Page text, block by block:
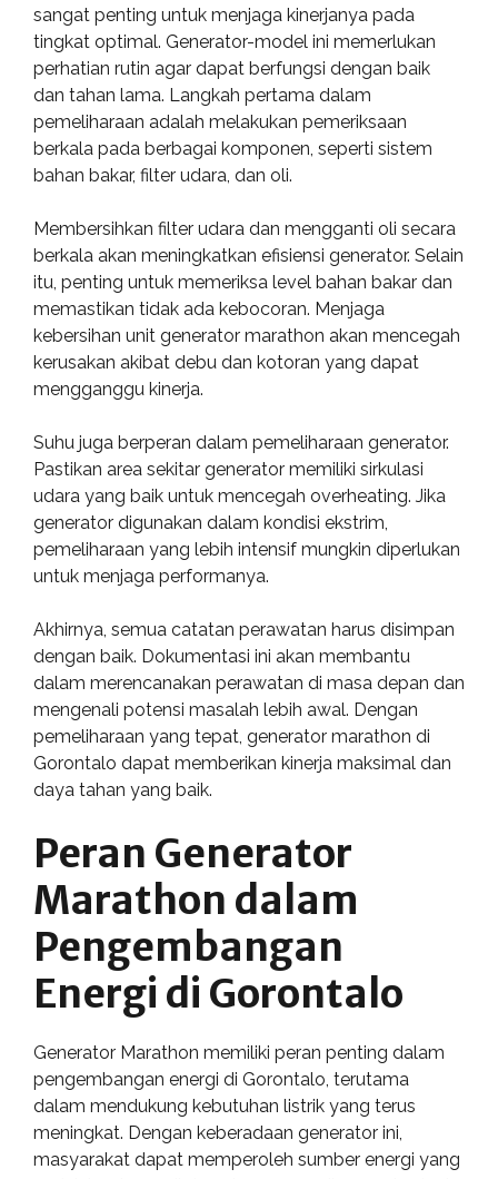
sangat penting untuk menjaga kinerjanya pada
tingkat optimal. Generator-model ini memerlukan
perhatian rutin agar dapat berfungsi dengan baik
dan tahan lama. Langkah pertama dalam
pemeliharaan adalah melakukan pemeriksaan
berkala pada berbagai komponen, seperti sistem
bahan bakar, filter udara, dan oli.
Membersihkan filter udara dan mengganti oli secara
berkala akan meningkatkan efisiensi generator. Selain
itu, penting untuk memeriksa level bahan bakar dan
memastikan tidak ada kebocoran. Menjaga
kebersihan unit generator marathon akan mencegah
kerusakan akibat debu dan kotoran yang dapat
mengganggu kinerja.
Suhu juga berperan dalam pemeliharaan generator.
Pastikan area sekitar generator memiliki sirkulasi
udara yang baik untuk mencegah overheating. Jika
generator digunakan dalam kondisi ekstrim,
pemeliharaan yang lebih intensif mungkin diperlukan
untuk menjaga performanya.
Akhirnya, semua catatan perawatan harus disimpan
dengan baik. Dokumentasi ini akan membantu
dalam merencanakan perawatan di masa depan dan
mengenali potensi masalah lebih awal. Dengan
pemeliharaan yang tepat, generator marathon di
Gorontalo dapat memberikan kinerja maksimal dan
daya tahan yang baik.
Peran Generator
Marathon dalam
Pengembangan
Energi di Gorontalo
Generator Marathon memiliki peran penting dalam
pengembangan energi di Gorontalo, terutama
dalam mendukung kebutuhan listrik yang terus
meningkat. Dengan keberadaan generator ini,
masyarakat dapat memperoleh sumber energi yang